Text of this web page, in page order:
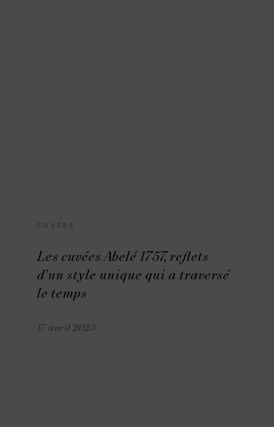
CUVÉES
Les cuvées Abelé 1757, reflets
d’un style unique qui a traversé
le temps
17 avril 2025